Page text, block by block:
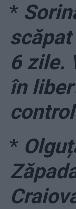
*
6 zile.
în
*